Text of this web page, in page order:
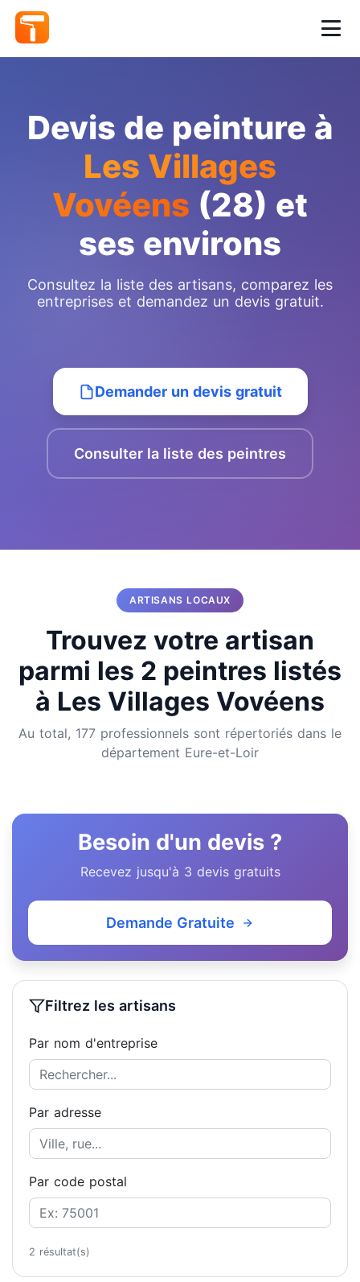
Devis de peinture à
Les Villages
Vovéens (28) et
ses environs
Consultez la liste des artisans, comparez les
entreprises et demandez un devis gratuit.
Demander un devis gratuit
Consulter la liste des peintres
ARTISANS LOCAUX
Trouvez votre artisan
parmi les 2 peintres listés
à Les Villages Vovéens
Au total, 177 professionnels sont répertoriés dans le
département Eure-et-Loir
Besoin d'un devis ?
Recevez jusqu'à 3 devis gratuits
Demande Gratuite
Filtrez les artisans
Par nom d'entreprise
Par adresse
Par code postal
2 résultat(s)